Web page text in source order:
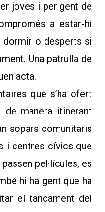
joves i per gent de
a estar-hi
o desperts si
Una patrulla de
acta.
que s’ha ofert
de manera itinerant
sopars comunitaris
i centres cívics que
pel·lícules, es
hi ha gent que ha
el tancament del